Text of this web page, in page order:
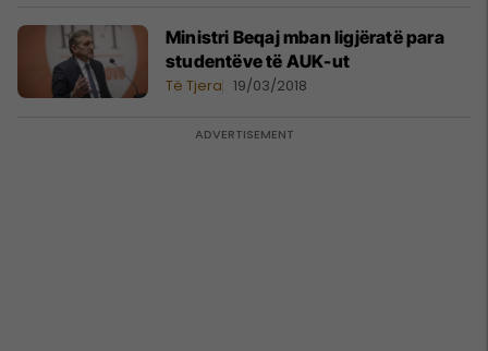
Ministri Beqaj mban ligjëratë para
studentëve të AUK-ut
Të Tjera 19/03/2018